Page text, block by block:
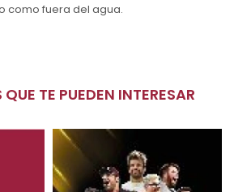
como fuera del agua.
QUE TE PUEDEN INTERESAR